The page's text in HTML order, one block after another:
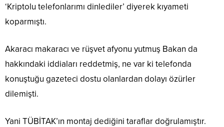
‘Kriptolu telefonlarımı dinlediler’ diyerek kıyameti
koparmıştı.
Akaracı makaracı ve rüşvet afyonu yutmuş Bakan da
hakkındaki iddiaları reddetmiş, ne var ki telefonda
konuştuğu gazeteci dostu olanlardan dolayı özürler
dilemişti.
Yani TÜBİTAK’ın montaj dediğini taraflar doğrulamıştır.